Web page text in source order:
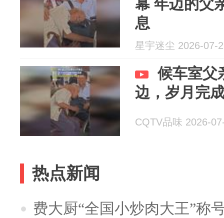
幕 年迈的父
息
星宇迷尘 2026-07-
候车室父
边，岁月完
CQTV品味 2026-
热点新闻
费大厨“全国小炒肉大王”称